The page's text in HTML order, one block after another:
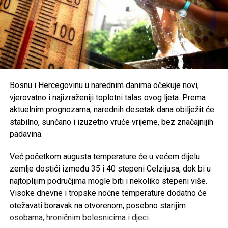
zaštita od direktnog sunčevog zračenja.
Poseban oprez savjetuje sestarijim osobama, djeci,
hroničnim bolesnicima i svima koji rade na otvorenom
,
uz preporuku da se pridržavaju savjeta ljekara i, ukoliko je
moguće, borave u rashlađenim prostorijama tokom
najtoplijeg dijela dana.
Share Post
Share
Tweet Share
Bosnu i Hercegovinu u narednim danima očekuje novi,
vjerovatno i najizraženiji toplotni talas ovog ljeta. Prema
aktuelnim prognozama, narednih desetak dana obilježit će
stabilno, sunčano i izuzetno vruće vrijeme, bez značajnijih
padavina.
Već početkom augusta temperature će u većem dijelu
zemlje dostići između 35 i 40 stepeni Celzijusa, dok bi u
najtoplijim područjima mogle biti i nekoliko stepeni više.
Visoke dnevne i tropske noćne temperature dodatno će
otežavati boravak na otvorenom, posebno starijim
osobama, hroničnim bolesnicima i djeci.